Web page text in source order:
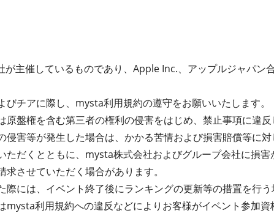
主催しているものであり、Apple Inc.、アップルジャパン
チアに際し、mysta利用規約の遵守をお願いいたします。
原盤権を含む第三者の権利の侵害をはじめ、禁止事項に違
侵害等が発生した場合は、かかる苦情および損害賠償等に
ただくとともに、mysta株式会社およびグループ会社に損
させていただく場合があります。
には、イベント終了後にランキングの更新等の措置を行う
mysta利用規約への違反などによりお客様がイベント参加